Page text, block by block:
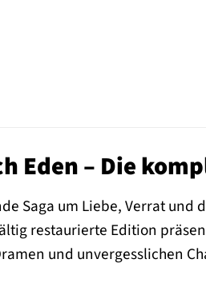
Eden – Die
Saga um Liebe, Verrat
restaurierte Edition
und unvergesslichen